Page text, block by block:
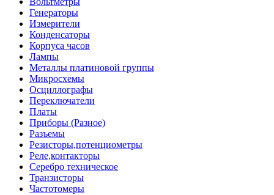
Генераторы
Измерители
Конденсаторы
Корпуса часов
Лампы
Металлы платиновой группы
Микросхемы
Осциллографы
Переключатели
Платы
Приборы (Разное)
Разъемы
Резисторы,потенциометры
Реле,контакторы
Серебро техническое
Транзисторы
Частотомеры